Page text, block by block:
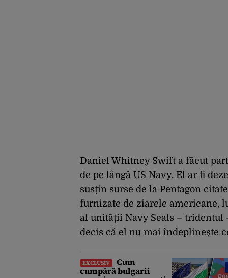
Daniel Whitney Swift a făcut
de pe lângă US Navy. El ar fi
susțin surse de la Pentagon
furnizate de ziarele americane,
al unităţii Navy Seals – tridentul
decis că el nu mai îndeplineşte
EXCLUSIV
Cum
cumpără bulgarii